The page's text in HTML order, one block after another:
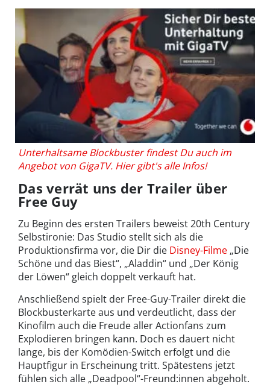
Unterhaltsame Blockbuster findest Du auch im
Angebot von GigaTV. Hier gibt's alle Infos!
Das verrät uns der Trailer über
Free Guy
Zu Beginn des ersten Trailers beweist 20th Century
Selbstironie: Das Studio stellt sich als die
Produktionsfirma vor, die Dir die Disney-Filme „Die
Schöne und das Biest“, „Aladdin“ und „Der König
der Löwen“ gleich doppelt verkauft hat.
Anschließend spielt der Free-Guy-Trailer direkt die
Blockbusterkarte aus und verdeutlicht, dass der
Kinofilm auch die Freude aller Actionfans zum
Explodieren bringen kann. Doch es dauert nicht
lange, bis der Komödien-Switch erfolgt und die
Hauptfigur in Erscheinung tritt. Spätestens jetzt
fühlen sich alle „Deadpool“-Freund:innen abgeholt.